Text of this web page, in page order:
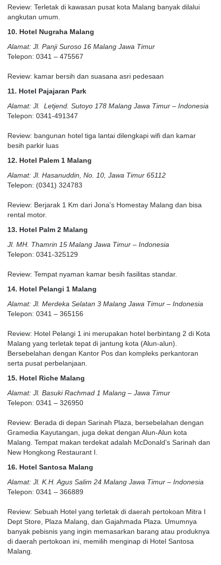
Review: Terletak di kawasan pusat kota Malang banyak dilalui
angkutan umum.
10. Hotel Nugraha Malang
Alamat: Jl. Panji Suroso 16 Malang Jawa Timur
Telepon: 0341 – 475567
Review: kamar bersih dan suasana asri pedesaan
11. Hotel Pajajaran Park
Alamat: Jl. Letjend. Sutoyo 178 Malang Jawa Timur – Indonesia
Telepon: 0341-491347
Review: bangunan hotel tiga lantai dilengkapi wifi dan kamar
besih parkir luas
12. Hotel Palem 1 Malang
Alamat: Jl. Hasanuddin, No. 10, Jawa Timur 65112
Telepon: (0341) 324783
Review: Berjarak 1 Km dari Jona's Homestay Malang dan bisa
rental motor.
13. Hotel Palm 2 Malang
Jl. MH. Thamrin 15 Malang Jawa Timur – Indonesia
Telepon: 0341-325129
Review: Tempat nyaman kamar besih fasilitas standar.
14. Hotel Pelangi 1 Malang
Alamat: Jl. Merdeka Selatan 3 Malang Jawa Timur – Indonesia
Telepon: 0341 – 365156
Review: Hotel Pelangi 1 ini merupakan hotel berbintang 2 di Kota
Malang yang terletak tepat di jantung kota (Alun-alun).
Bersebelahan dengan Kantor Pos dan kompleks perkantoran
serta pusat perbelanjaan.
15. Hotel Riche Malang
Alamat: Jl. Basuki Rachmad 1 Malang – Jawa Timur
Telepon: 0341 – 326950
Review: Berada di depan Sarinah Plaza, bersebelahan dengan
Gramedia Kayutangan, juga dekat dengan Alun-Alun kota
Malang. Tempat makan terdekat adalah McDonald’s Sarinah dan
New Hongkong Restaurant I.
16. Hotel Santosa Malang
Alamat: Jl. K.H. Agus Salim 24 Malang Jawa Timur – Indonesia
Telepon: 0341 – 366889
Review: Sebuah Hotel yang terletak di daerah pertokoan Mitra I
Dept Store, Plaza Malang, dan Gajahmada Plaza. Umumnya
banyak pebisnis yang ingin memasarkan barang atau produknya
di daerah pertokoan ini, memilih menginap di Hotel Santosa
Malang.